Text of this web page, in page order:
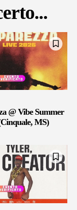
@ Vibe Summer
MS)